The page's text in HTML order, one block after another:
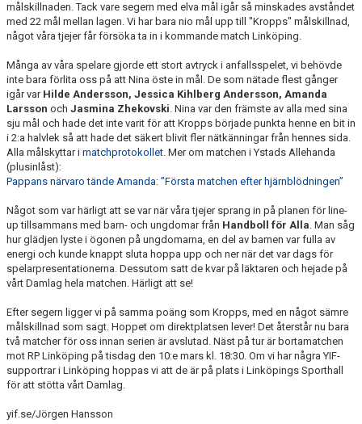
målskillnaden. Tack vare segern med elva mål igår så minskades avståndet
med 22 mål mellan lagen. Vi har bara nio mål upp till "Kropps" målskillnad,
något våra tjejer får försöka ta in i kommande match Linköping.
Många av våra spelare gjorde ett stort avtryck i anfallsspelet, vi behövde
inte bara förlita oss på att Nina öste in mål. De som nätade flest gånger
igår var Hilde Andersson, Jessica Kihlberg Andersson, Amanda
Larsson och Jasmina Zhekovski. Nina var den främste av alla med sina
sju mål och hade det inte varit för att Kropps började punkta henne en bit in
i 2:a halvlek så att hade det säkert blivit fler nätkänningar från hennes sida.
Alla målskyttar i matchprotokollet. Mer om matchen i Ystads Allehanda
(plusinlåst):
Pappans närvaro tände Amanda: ”Första matchen efter hjärnblödningen”
Något som var härligt att se var när våra tjejer sprang in på planen för line-
up tillsammans med barn- och ungdomar från Handboll för Alla. Man såg
hur glädjen lyste i ögonen på ungdomarna, en del av barnen var fulla av
energi och kunde knappt sluta hoppa upp och ner när det var dags för
spelarpresentationerna. Dessutom satt de kvar på läktaren och hejade på
vårt Damlag hela matchen. Härligt att se!
Efter segern ligger vi på samma poäng som Kropps, med en något sämre
målskillnad som sagt. Hoppet om direktplatsen lever! Det återstår nu bara
två matcher för oss innan serien är avslutad. Näst på tur är bortamatchen
mot RP Linköping på tisdag den 10:e mars kl. 18:30. Om vi har några YIF-
supportrar i Linköping hoppas vi att de är på plats i Linköpings Sporthall
för att stötta vårt Damlag.
yif.se/Jörgen Hansson